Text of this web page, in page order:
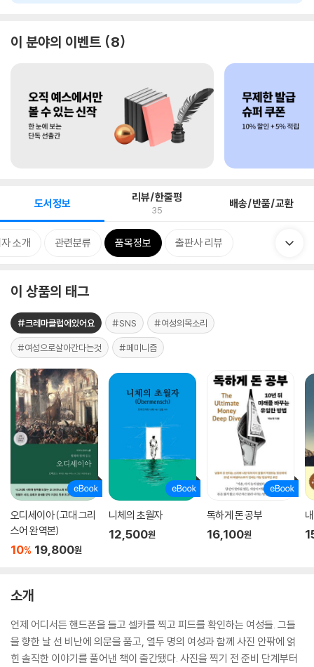
이 분야의 이벤트 8
도서정보 리뷰/한줄평
35 배송/반품/교환
소개 관련분류 품목정보 출판사 리뷰
이 상품의 태그
#크레마클럽에있어요 #SNS #여성의목소리
#여성으로살아간다는것 #페미니즘
오디세이아 (고대 그리
스어 완역본)
10% 19,800원
니체의 초월자
12,500원
독하게 돈 공부
16,100원
소개
언제 어디서든 핸드폰을 들고 셀카를 찍고 피드를 확인하는 여성들. 그들
을 향한 날 선 비난에 의문을 품고, 열두 명의 여성과 함께 사진 안팎에 얽
힌 솔직한 이야기를 풀어낸 책이 출간됐다. 사진을 찍기 전 준비 단계부터